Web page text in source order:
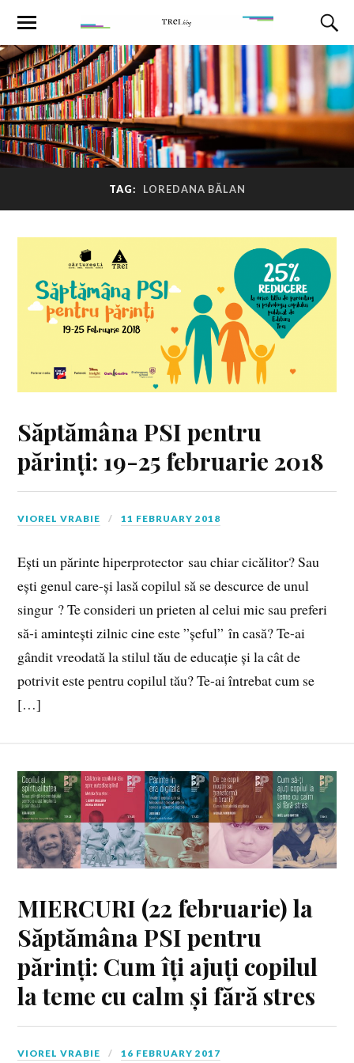
TAG: LOREDANA BĂLAN
Săptămâna PSI pentru
părinți: 19-25 februarie 2018
VIOREL VRABIE 11 FEBRUARY 2018
Ești un părinte hiperprotector sau chiar cicălitor? Sau
ești genul care-și lasă copilul să se descurce de unul
singur ? Te consideri un prieten al celui mic sau preferi
să-i amintești zilnic cine este ”șeful” în casă? Te-ai
gândit vreodată la stilul tău de educație și la cât de
potrivit este pentru copilul tău? Te-ai întrebat cum se
[…]
MIERCURI (22 februarie) la
Săptămâna PSI pentru
părinți: Cum îți ajuți copilul
la teme cu calm și fără stres
VIOREL VRABIE 16 FEBRUARY 2017